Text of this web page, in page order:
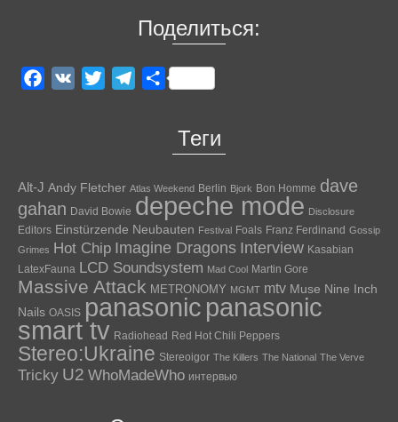
Поделиться:
Facebook
VK Twitter TelegramОтправить
Теги
Alt-J Andy Fletcher Atlas Weekend Berlin Bjork Bon Homme dave
gahan David Bowie depeche mode Disclosure
Editors Einstürzende Neubauten Festival Foals Franz Ferdinand Gossip
Grimes Hot Chip Imagine Dragons Interview Kasabian
LatexFauna LCD Soundsystem Mad Cool Martin Gore
Massive Attack METRONOMY MGMT mtv Muse Nine Inch
Nails OASIS panasonic panasonic
smart tv Radiohead Red Hot Chili Peppers
Stereo:Ukraine Stereoigor The Killers The National The Verve
Tricky U2 WhoMadeWho интервью